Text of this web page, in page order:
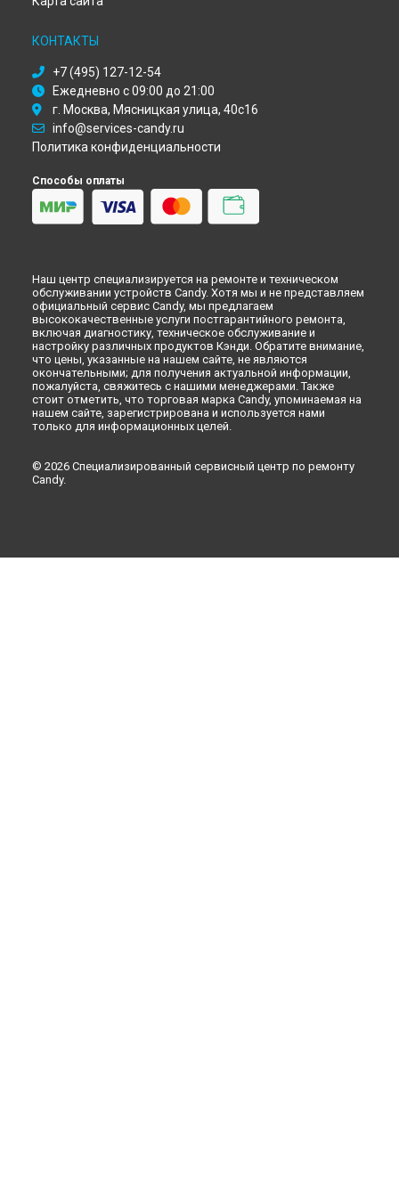
Ремонт холодильника CFBD 2450/2E Candy в
Ремонт холодильника CFBD 2450/2E Candy в
Ремонт холодильника CFBD 2450/2E Candy в
Челнах
Ремонт холодильника CFBD 2450/2E Candy в
КОНТАКТЫ
+7 (495) 127-12-54
Ежедневно с 09:00 до 21:00
г. Москва, Мясницкая улица, 40с16
info@services-candy.ru
Политика конфиденциальности
Способы оплаты
Наш центр специализируется на ремонте и техническом
обслуживании устройств Candy. Хотя мы и не представляем
официальный сервис Candy, мы предлагаем
высококачественные услуги постгарантийного ремонта,
включая диагностику, техническое обслуживание и
настройку различных продуктов Кэнди. Обратите внимание,
что цены, указанные на нашем сайте, не являются
окончательными; для получения актуальной информации,
пожалуйста, свяжитесь с нашими менеджерами. Также
стоит отметить, что торговая марка Candy, упоминаемая на
нашем сайте, зарегистрирована и используется нами
только для информационных целей.
© 2026 Специализированный сервисный центр по ремонту
Candy.